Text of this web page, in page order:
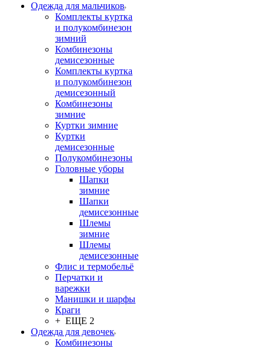
Одежда для мальчиков
Комплекты куртка
и полукомбинезон
зимний
Комбинезоны
демисезонные
Комплекты куртка
и полукомбинезон
демисезонный
Комбинезоны
зимние
Куртки зимние
Куртки
демисезонные
Полукомбинезоны
Головные уборы
Шапки
зимние
Шапки
демисезонные
Шлемы
зимние
Шлемы
демисезонные
Флис и термобельё
Перчатки и
варежки
Манишки и шарфы
Краги
+ ЕЩЕ 2
Одежда для девочек
Комбинезоны